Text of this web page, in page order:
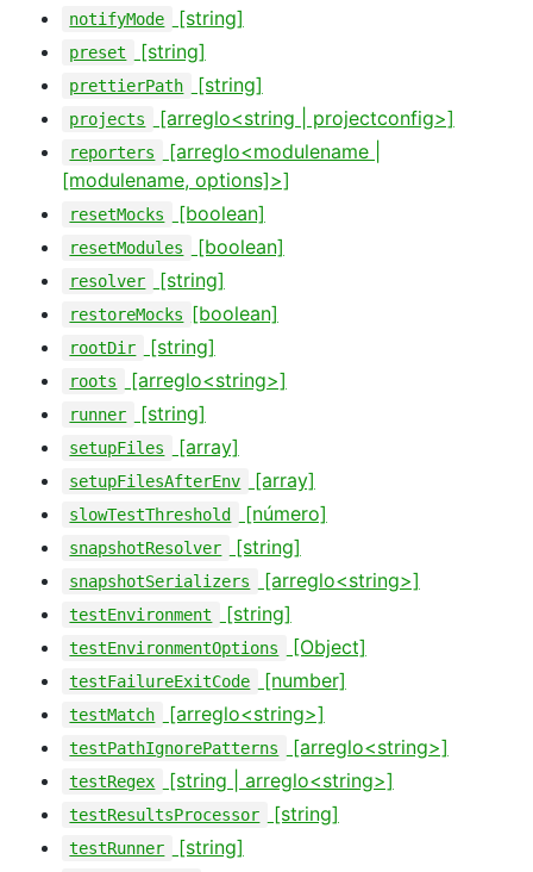
notifyMode [string]
preset [string]
prettierPath [string]
projects [arreglo<string | projectconfig>]
reporters
[arreglo<modulename |
[modulename, options]>]
resetMocks [boolean]
resetModules [boolean]
resolver [string]
restoreMocks [boolean]
rootDir [string]
roots [arreglo<string>]
runner [string]
setupFiles [array]
setupFilesAfterEnv [array]
slowTestThreshold [número]
snapshotResolver [string]
snapshotSerializers [arreglo<string>]
testEnvironment [string]
testEnvironmentOptions [Object]
testFailureExitCode [number]
testMatch [arreglo<string>]
testPathIgnorePatterns [arreglo<string>]
testRegex [string | arreglo<string>]
testResultsProcessor [string]
testRunner [string]